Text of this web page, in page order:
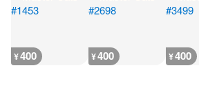
¥400 ¥400 ¥400